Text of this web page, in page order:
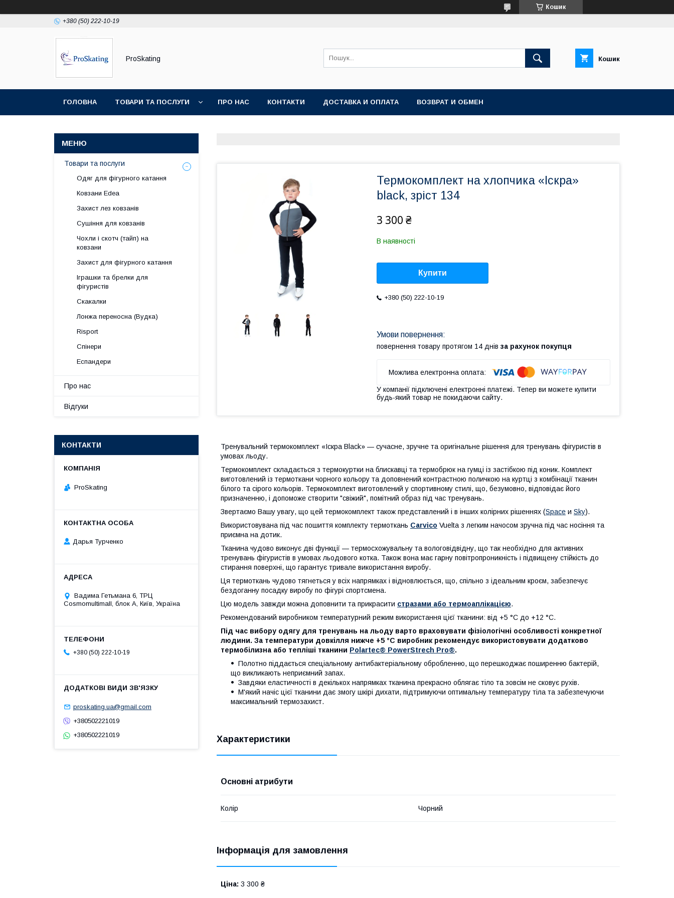
Кошик
+380 (50) 222-10-19
ProSkating Кошик
ГОЛОВНА ТОВАРИ ТА ПОСЛУГИ ПРО НАС КОНТАКТИ ДОСТАВКА И ОПЛАТА ВОЗВРАТ И ОБМЕН
Термокомплект на хлопчика «Іскра»
black, зріст 134
3 300 ₴
В наявності
Купити
+380 (50) 222-10-19
повернення товару протягом 14 днів за рахунок покупця
У компанії підключені електронні платежі. Тепер ви можете купити
будь-який товар не покидаючи сайту.
Тренувальний термокомплект «Іскра Black» — сучасне, зручне та оригінальне рішення для тренувань фігуристів в
умовах льоду.
Термокомплект складається з термокуртки на блискавці та термобрюк на гумці із застібкою під коник. Комплект
виготовлений із термоткани чорного кольору та доповнений контрастною поличкою на куртці з комбінації тканин
білого та сірого кольорів. Термокомплект виготовлений у спортивному стилі, що, безумовно, відповідає його
призначенню, і допоможе створити "свіжий", помітний образ під час тренувань.
Звертаємо Вашу увагу, що цей термокомплект також представлений і в інших колірних рішеннях (Space и Sky).
Використовувана під час пошиття комплекту термоткань Carvico Vuelta з легким начосом зручна під час носіння та
приємна на дотик.
Тканина чудово виконує дві функції — термосхожувальну та вологовідвідну, що так необхідно для активних
тренувань фігуристів в умовах льодового котка. Також вона має гарну повітропроникність і підвищену стійкість до
стирання поверхні, що гарантує тривале використання виробу.
Ця термоткань чудово тягнеться у всіх напрямках і відновлюється, що, спільно з ідеальним кроєм, забезпечує
бездоганну посадку виробу по фігурі спортсмена.
Цю модель завжди можна доповнити та прикрасити стразами або термоаплікацією.
Рекомендований виробником температурний режим використання цієї тканини: від +5 °C до +12 °C.
Під час вибору одягу для тренувань на льоду варто враховувати фізіологічні особливості конкретної
людини. За температури довкілля нижче +5 °C виробник рекомендує використовувати додатково
термобілизна або тепліші тканини Polartec® PowerStrech Pro®.
Полотно піддається спеціальному антибактеріальному обробленню, що перешкоджає поширенню бактерій,
що викликають неприємний запах.
Завдяки еластичності в декількох напрямках тканина прекрасно облягає тіло та зовсім не сковує рухів.
М'який начіс цієї тканини дає змогу шкірі дихати, підтримуючи оптимальну температуру тіла та забезпечуючи
максимальний термозахист.
Характеристики
Основні атрибути
Колір Чорний
Інформація для замовлення
Ціна: 3 300 ₴
Товари та послуги
Одяг для фігурного катання
Ковзани Edea
Захист лез ковзанів
Сушіння для ковзанів
Чохли і скотч (тайп) на
ковзани
Захист для фігурного катання
Іграшки та брелки для
фігуристів
Скакалки
Лонжа переносна (Вудка)
Risport
Спінери
Еспандери
Про нас
Відгуки
КОНТАКТИ
ProSkating
Дарья Турченко
Вадима Гетьмана 6, ТРЦ
Cosmomultimall, блок А, Київ, Україна
+380 (50) 222-10-19
proskating.ua@gmail.com
+380502221019
+380502221019